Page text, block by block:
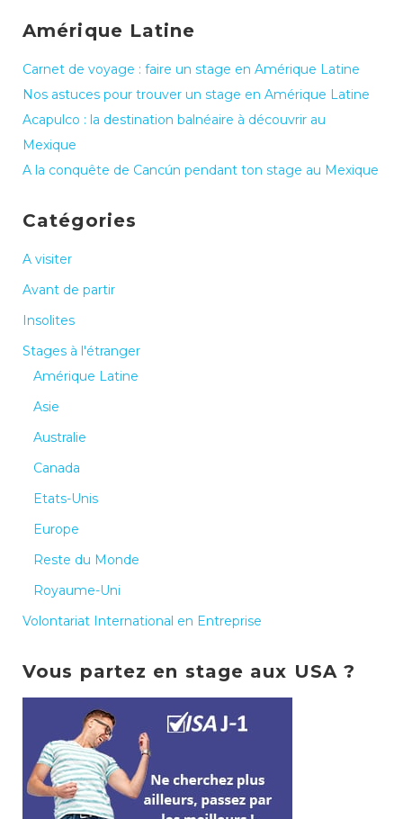
Amérique Latine
Carnet de voyage : faire un stage en Amérique Latine
Nos astuces pour trouver un stage en Amérique Latine
Acapulco : la destination balnéaire à découvrir au
Mexique
A la conquête de Cancún pendant ton stage au Mexique
Catégories
A visiter
Avant de partir
Insolites
Stages à l'étranger
Amérique Latine
Asie
Australie
Canada
Etats-Unis
Europe
Reste du Monde
Royaume-Uni
Volontariat International en Entreprise
Vous partez en stage aux USA ?